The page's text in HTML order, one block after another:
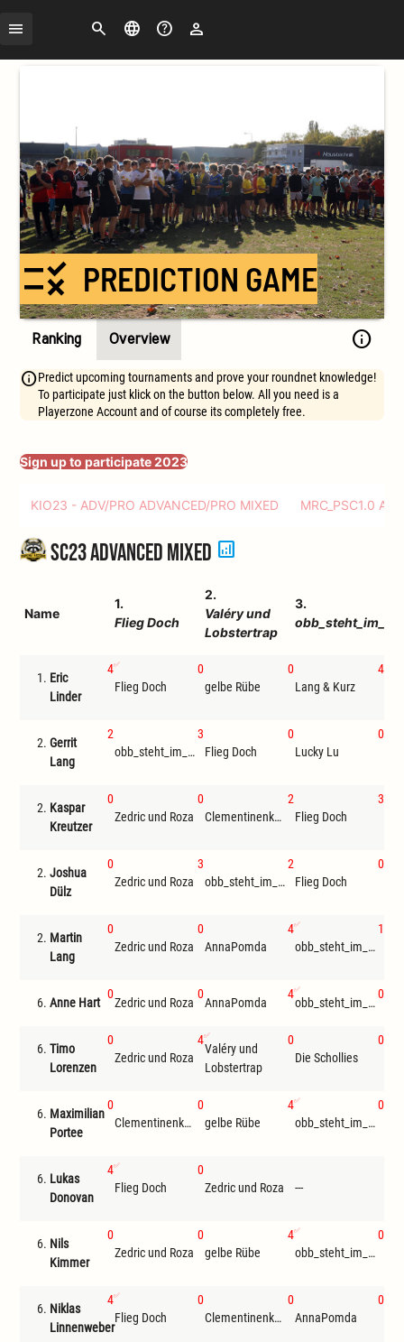
SearchChange
FAQ Login
rule PREDICTION GAME
Ranking Overview info
Predict upcoming tournaments and prove your roundnet knowledge!
To participate just klick on the button below. All you need is a
Playerzone Account and of course its completely free.
Sign up to participate 2023
KIO23 - ADV/PRO ADVANCED/PRO MIXED MRC_PSC1.0
SC23 Advanced Mixed analytics
Name
1.
Flieg Doch
2.
Valéry und
Lobstertrap
3.
1. Eric
Linder
4
Flieg Doch
0
gelbe Rübe
0
Lang & Kurz
4
2. Gerrit
Lang
2
obb_steht_im_ausweis
3
Flieg Doch
0
Lucky Lu
0
2. Kaspar
Kreutzer
0
Zedric und Roza
0
Clementinenkönig
2
Flieg Doch
3
2. Joshua
Dülz
0
Zedric und Roza
3
obb_steht_im_ausweis
2
Flieg Doch
0
2. Martin
Lang
0
Zedric und Roza
0
AnnaPomda
4
obb_steht_im_ausweis
1
6. Anne Hart
0
Zedric und Roza
0
AnnaPomda
4
obb_steht_im_ausweis
0
6. Timo
Lorenzen
0
Zedric und Roza
4
Valéry und
Lobstertrap
0
Die Schollies
0
6. Maximilian
Portee
0
Clementinenkönig
0
gelbe Rübe
4
obb_steht_im_ausweis
0
6. Lukas
Donovan
4
Flieg Doch
0
Zedric und Roza
---
6. Nils
Kimmer
0
Zedric und Roza
0
gelbe Rübe
4
obb_steht_im_ausweis
0
6. Niklas
Linnenweber
4
Flieg Doch
0
Clementinenkönig
0
AnnaPomda
0